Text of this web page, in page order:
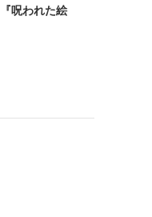
呪われた絵